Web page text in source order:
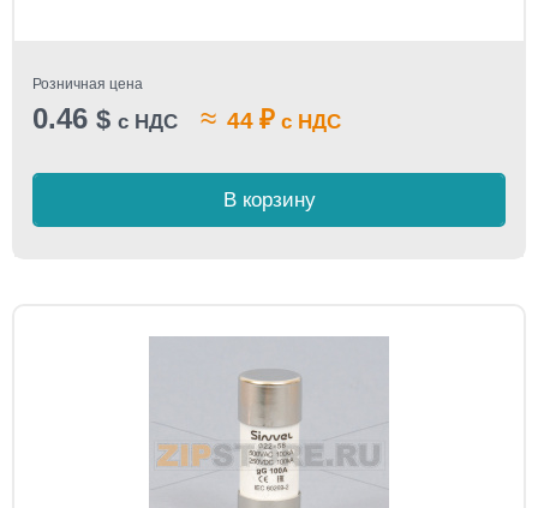
Розничная цена
0.46 $ с НДС ≈ 44 ₽ с НДС
В корзину